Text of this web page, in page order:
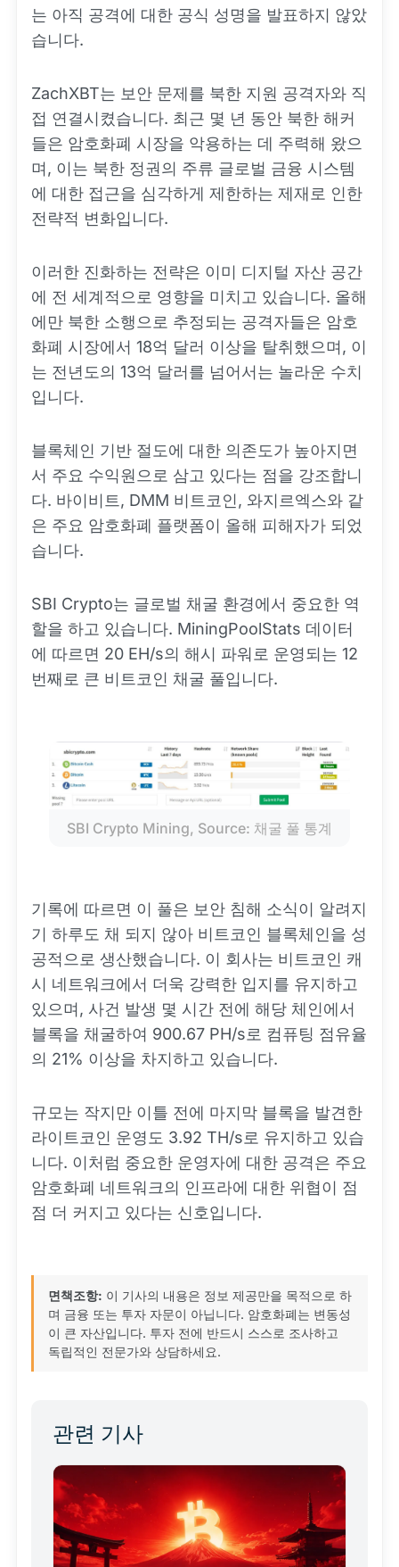
는 아직 공격에 대한 공식 성명을 발표하지 않았
습니다.
ZachXBT는 보안 문제를 북한 지원 공격자와 직
접 연결시켰습니다. 최근 몇 년 동안 북한 해커
들은 암호화폐 시장을 악용하는 데 주력해 왔으
며, 이는 북한 정권의 주류 글로벌 금융 시스템
에 대한 접근을 심각하게 제한하는 제재로 인한
전략적 변화입니다.
이러한 진화하는 전략은 이미 디지털 자산 공간
에 전 세계적으로 영향을 미치고 있습니다. 올해
에만 북한 소행으로 추정되는 공격자들은 암호
화폐 시장에서 18억 달러 이상을 탈취했으며, 이
는 전년도의 13억 달러를 넘어서는 놀라운 수치
입니다.
블록체인 기반 절도에 대한 의존도가 높아지면
서 주요 수익원으로 삼고 있다는 점을 강조합니
다. 바이비트, DMM 비트코인, 와지르엑스와 같
은 주요 암호화폐 플랫폼이 올해 피해자가 되었
습니다.
SBI Crypto는 글로벌 채굴 환경에서 중요한 역
할을 하고 있습니다. MiningPoolStats 데이터
에 따르면 20 EH/s의 해시 파워로 운영되는 12
번째로 큰 비트코인 채굴 풀입니다.
SBI Crypto Mining, Source: 채굴 풀 통계
기록에 따르면 이 풀은 보안 침해 소식이 알려지
기 하루도 채 되지 않아 비트코인 블록체인을 성
공적으로 생산했습니다. 이 회사는 비트코인 캐
시 네트워크에서 더욱 강력한 입지를 유지하고
있으며, 사건 발생 몇 시간 전에 해당 체인에서
블록을 채굴하여 900.67 PH/s로 컴퓨팅 점유율
의 21% 이상을 차지하고 있습니다.
규모는 작지만 이틀 전에 마지막 블록을 발견한
라이트코인 운영도 3.92 TH/s로 유지하고 있습
니다. 이처럼 중요한 운영자에 대한 공격은 주요
암호화폐 네트워크의 인프라에 대한 위협이 점
점 더 커지고 있다는 신호입니다.
면책조항: 이 기사의 내용은 정보 제공만을 목적으로 하
며 금융 또는 투자 자문이 아닙니다. 암호화폐는 변동성
이 큰 자산입니다. 투자 전에 반드시 스스로 조사하고
독립적인 전문가와 상담하세요.
관련 기사